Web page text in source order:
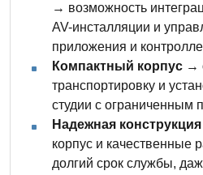
→ возможность
AV-инсталляции и
приложения и
Компактный корпус →
транспортировку и
студии с ограниченным
Надежная конструкция
корпус и качественные
долгий срок службы,